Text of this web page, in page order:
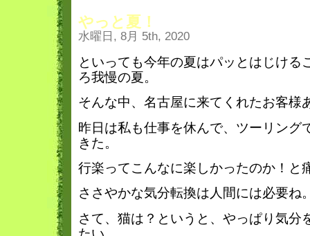
やっと夏！
水曜日, 8月 5th, 2020
といっても今年の夏はパッとはじける
ろ我慢の夏。
そんな中、名古屋に来てくれたお客様
昨日は私も仕事を休んで、ツーリング
きた。
行楽ってこんなに楽しかったのか！と
ささやかな気分転換は人間には必要ね
さて、猫は？というと、やっぱり気分